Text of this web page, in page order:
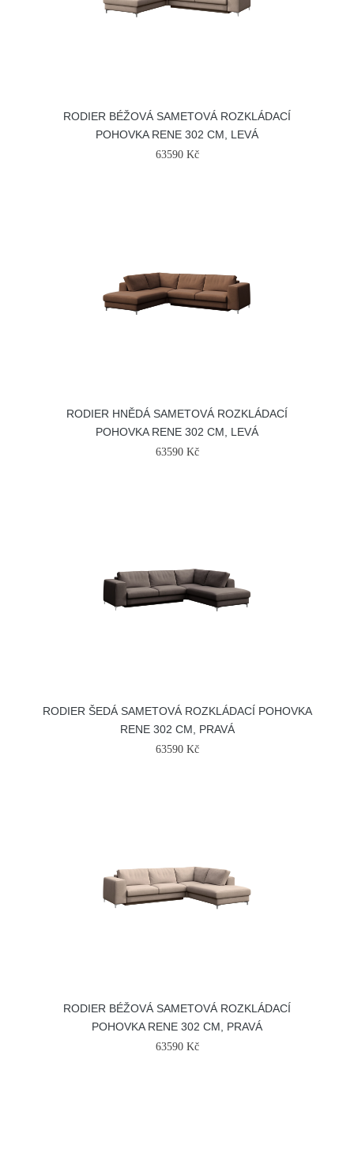
RODIER BÉŽOVÁ SAMETOVÁ ROZKLÁDACÍ
POHOVKA RENE 302 CM, LEVÁ
63590 Kč
RODIER HNĚDÁ SAMETOVÁ ROZKLÁDACÍ
POHOVKA RENE 302 CM, LEVÁ
63590 Kč
RODIER ŠEDÁ SAMETOVÁ ROZKLÁDACÍ POHOVKA
RENE 302 CM, PRAVÁ
63590 Kč
RODIER BÉŽOVÁ SAMETOVÁ ROZKLÁDACÍ
POHOVKA RENE 302 CM, PRAVÁ
63590 Kč